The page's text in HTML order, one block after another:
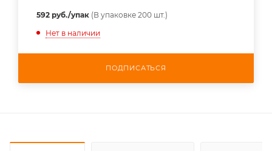
592 руб./упак (В упаковке 200 шт.)
Нет в наличии
ПОДПИСАТЬСЯ